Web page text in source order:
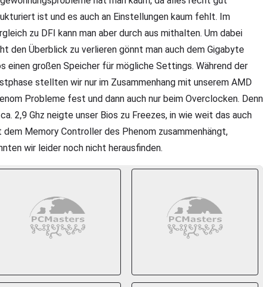
ist und es auch an Einstellungen kaum fehlt. Im
zu DFI kann man aber durch aus mithalten. Um dabei
den Überblick zu verlieren gönnt man auch dem Gigabyte
einen großen Speicher für mögliche Settings. Während der
stellten wir nur im Zusammenhang mit unserem AMD
Probleme fest und dann auch nur beim Overclocken. Denn
2,9 Ghz neigte unser Bios zu Freezes, in wie weit das auch
dem Memory Controller des Phenom zusammenhängt,
wir leider noch nicht herausfinden.